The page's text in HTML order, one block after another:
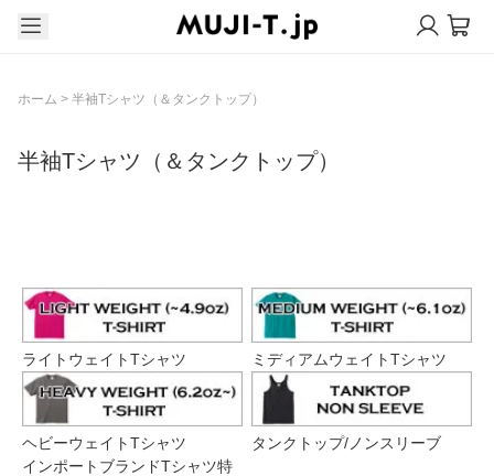
ホーム > 半袖Tシャツ（＆タンクトップ）
半袖Tシャツ（＆タンクトップ）
ライトウェイトTシャツ ミディアムウェイトTシャツ
ヘビーウェイトTシャツ
タンクトップ/ノンスリーブ
インポートブランドTシャツ特